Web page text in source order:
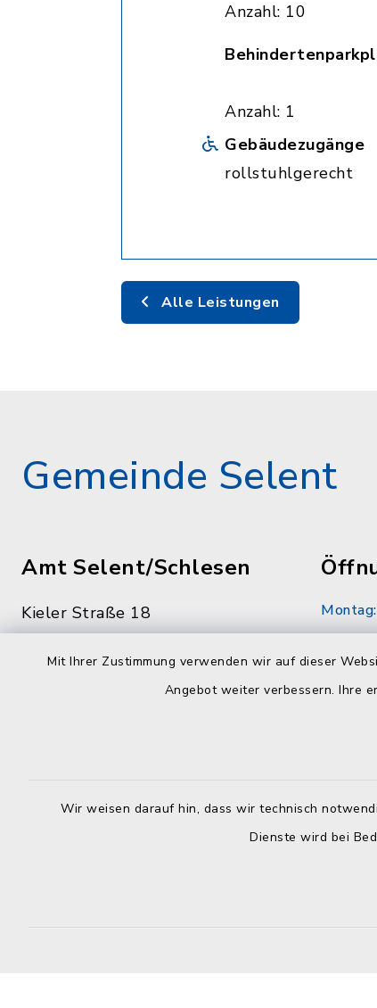
Mit Ihrer Zustimmung verwenden wir auf dieser
Angebot weiter verbessern. Ihre
Wir weisen darauf hin, dass wir technisch
Dienste wird bei
Anzahl: 10
Anzahl: 1
Gebäudezugänge
rollstuhlgerecht
Alle Leistungen
Gemeinde Selent
Amt Selent/Schlesen
Kieler Straße 18
24238 Selent
Montag:
8.30 -